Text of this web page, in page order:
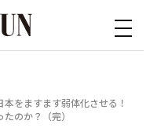
をますます弱体化させる！
のか？（完）